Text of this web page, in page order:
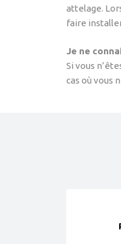
attelage.
faire
Je ne
Si vous
cas où vous